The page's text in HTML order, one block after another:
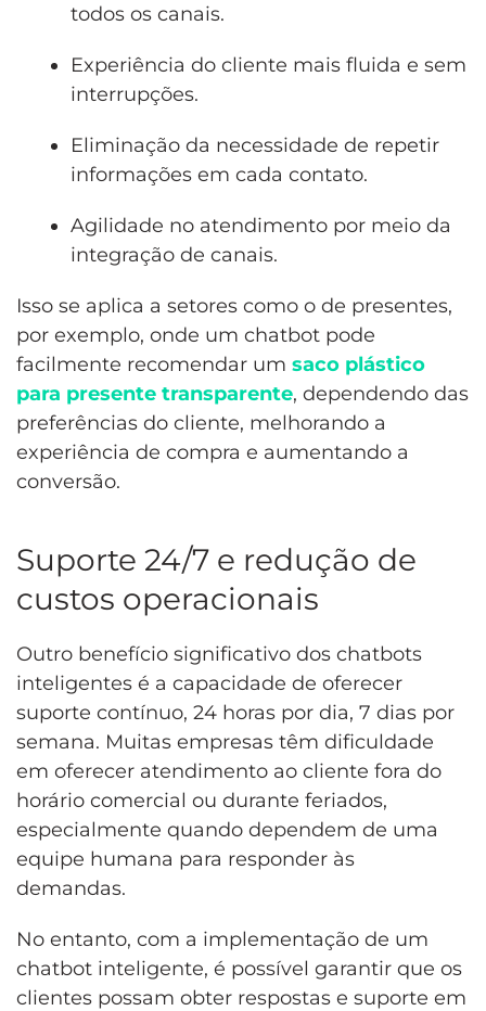
todos os canais.
Experiência do cliente mais fluida e sem
interrupções.
Eliminação da necessidade de repetir
informações em cada contato.
Agilidade no atendimento por meio da
integração de canais.
Isso se aplica a setores como o de presentes,
por exemplo, onde um chatbot pode
facilmente recomendar um saco plástico
para presente transparente, dependendo das
preferências do cliente, melhorando a
experiência de compra e aumentando a
conversão.
Suporte 24/7 e redução de
custos operacionais
Outro benefício significativo dos chatbots
inteligentes é a capacidade de oferecer
suporte contínuo, 24 horas por dia, 7 dias por
semana. Muitas empresas têm dificuldade
em oferecer atendimento ao cliente fora do
horário comercial ou durante feriados,
especialmente quando dependem de uma
equipe humana para responder às
demandas.
No entanto, com a implementação de um
chatbot inteligente, é possível garantir que os
clientes possam obter respostas e suporte em